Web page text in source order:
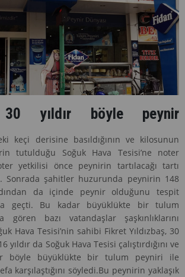
30 yıldır böyle peynir
keçi derisine basıldığının ve kilosunun
tutulduğu Soğuk Hava Tesisi’ne noter
yetkilisi önce peynirin tartılacağı tartı
şahitler huzurunda peynirin 148
da içinde peynir olduğunu tespit
geçti. Bu kadar büyüklükte bir tulum
bazı vatandaşlar şaşkınlıklarını
Hava Tesisi’nin sahibi Fikret Yıldızbaş, 30
yıldır da Soğuk Hava Tesisi çalıştırdığını ve
böyle büyüklükte bir tulum peyniri ile
karşılaştığını söyledi.Bu peynirin yaklaşık